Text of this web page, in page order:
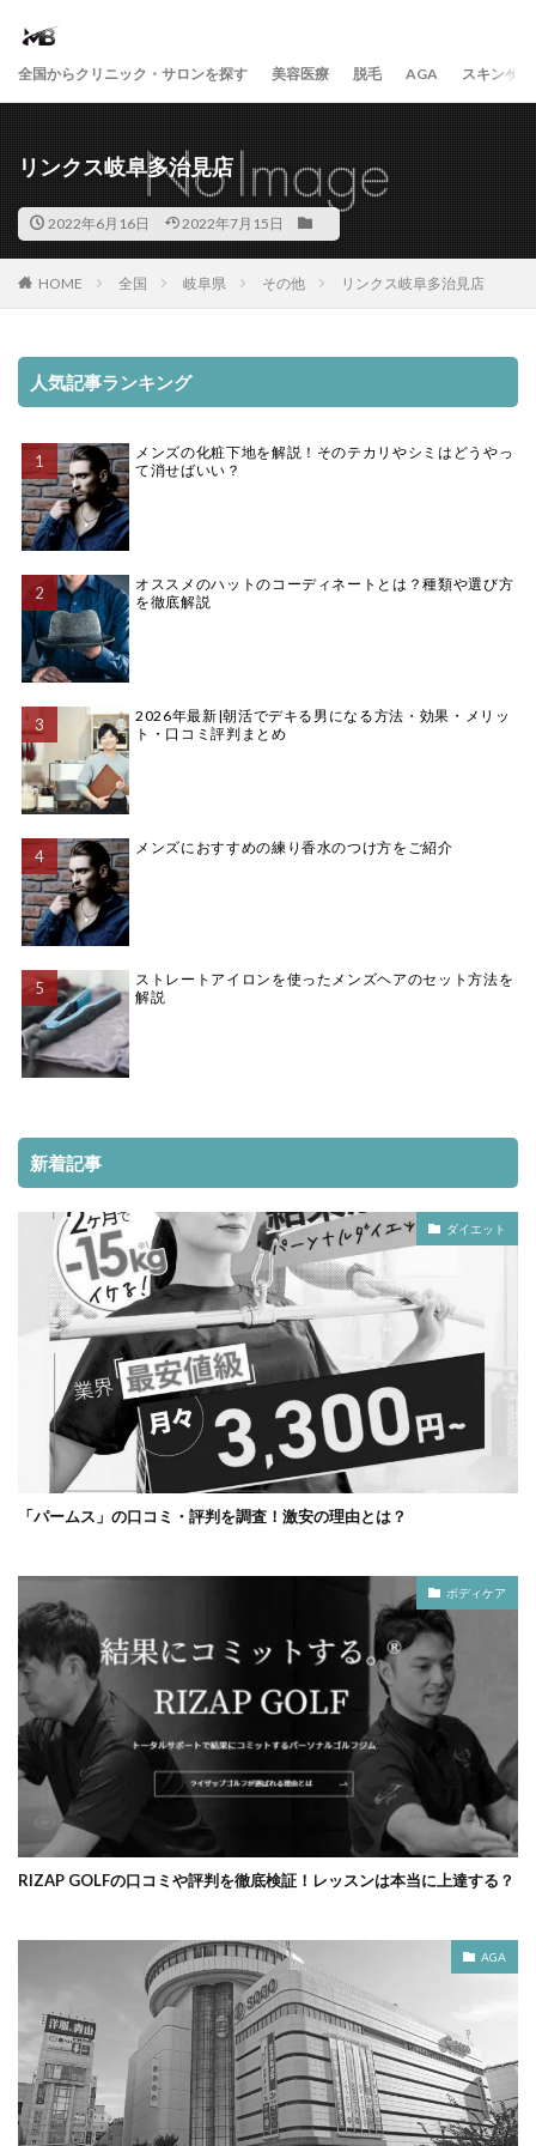
全国からクリニック・サロンを探す 美容医療 脱毛 AGA スキンケア
リンクス岐阜多治見店
2022年6月16日 2022年7月15日
HOME 全国 岐阜県 その他 リンクス岐阜多治見店
人気記事ランキング
メンズの化粧下地を解説！そのテカリやシミはどうやっ
て消せばいい？
オススメのハットのコーディネートとは？種類や選び方
を徹底解説
2026年最新|朝活でデキる男になる方法・効果・メリッ
ト・口コミ評判まとめ
メンズにおすすめの練り香水のつけ方をご紹介
ストレートアイロンを使ったメンズヘアのセット方法を
解説
新着記事
ダイエット
「パームス」の口コミ・評判を調査！激安の理由とは？
ボディケア
RIZAP GOLFの口コミや評判を徹底検証！レッスンは本当に上達する？
AGA